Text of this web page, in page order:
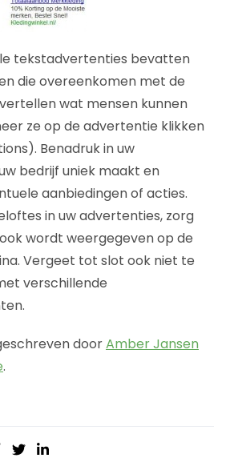
tekstadvertenties bevatten
die overeenkomen met de
wat mensen kunnen
ze op de advertentie klikken
Benadruk in uw
bedrijf uniek maakt en
aanbiedingen of acties.
in uw advertenties, zorg
wordt weergegeven op de
Vergeet tot slot ook niet te
verschillende
doorAmber Jansen
.